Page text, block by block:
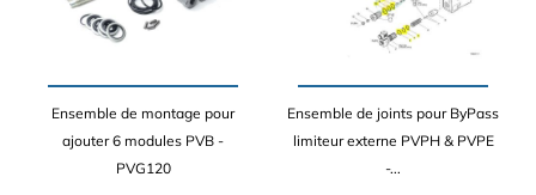
Ensemble de montage pour
ajouter 6 modules PVB -
PVG120
Ensemble de joints pour ByPass
limiteur externe PVPH & PVPE
-...